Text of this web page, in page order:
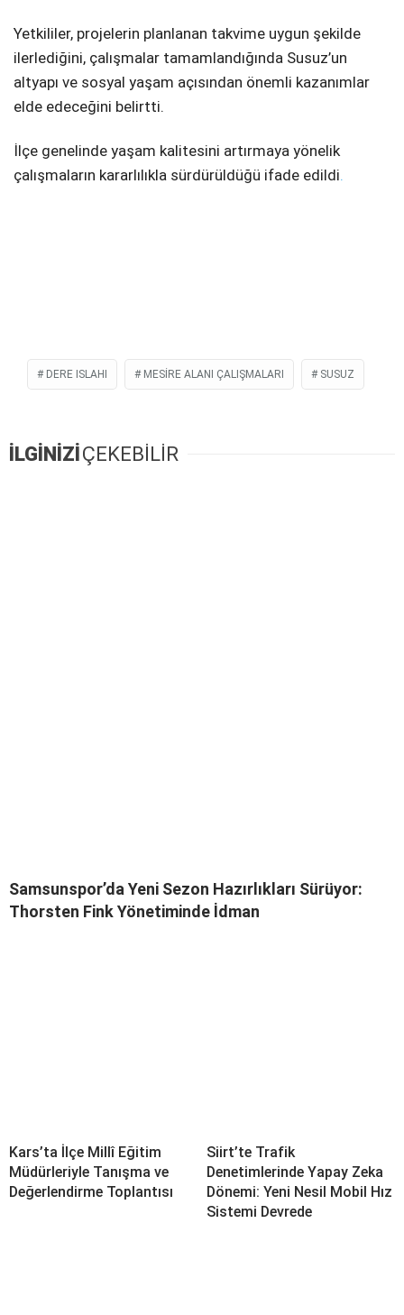
Youtube
Yetkililer, projelerin planlanan takvime uygun şekilde
ilerlediğini, çalışmalar tamamlandığında Susuz’un
altyapı ve sosyal yaşam açısından önemli kazanımlar
elde edeceğini belirtti.
İlçe genelinde yaşam kalitesini artırmaya yönelik
çalışmaların kararlılıkla sürdürüldüğü ifade edildi.
DERE ISLAHI MESIRE ALANI ÇALIŞMALARI SUSUZ
İLGİNİZİÇEKEBİLİR
Samsunspor’da Yeni Sezon Hazırlıkları Sürüyor:
Thorsten Fink Yönetiminde İdman
Kars’ta İlçe Millî Eğitim
Müdürleriyle Tanışma ve
Değerlendirme Toplantısı
Siirt’te Trafik
Denetimlerinde Yapay Zeka
Dönemi: Yeni Nesil Mobil Hız
Sistemi Devrede